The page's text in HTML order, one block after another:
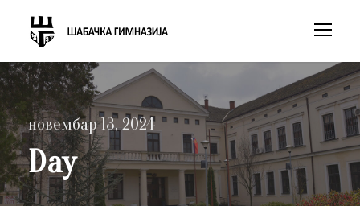
новембар 13, 2024
Day